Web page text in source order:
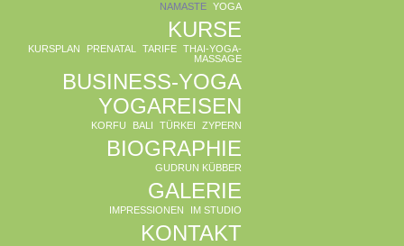
NAMASTE YOGA
KURSE
KURSPLAN PRENATAL TARIFE THAI-YOGA-
MASSAGE
BUSINESS-YOGA
YOGAREISEN
KORFU BALI TÜRKEI ZYPERN
BIOGRAPHIE
GUDRUN KÜBBER
GALERIE
IMPRESSIONEN IM STUDIO
KONTAKT